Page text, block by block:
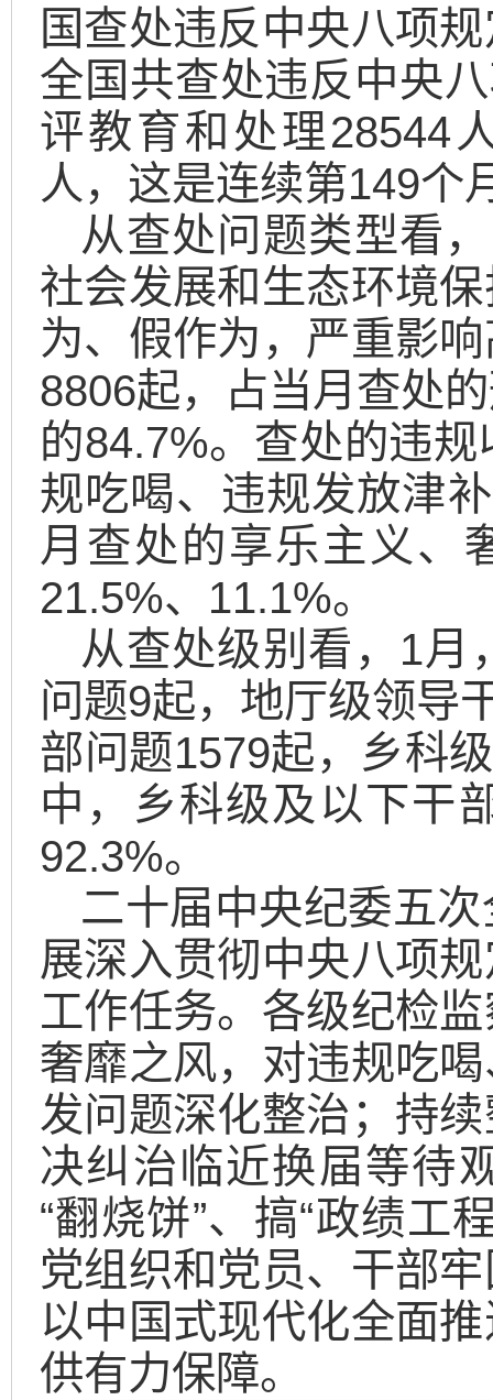
国查处违反中央八项
全国共查处违反中央
评教育和处理28544
人，这是连续第149个
从查处问题类型看
社会发展和生态环境
为、假作为，严重影
8806起，占当月查处
的84.7%。查处的违
规吃喝、违规发放津
月查处的享乐主义、
21.5%、11.1%。
从查处级别看，1月
问题9起，地厅级领导
部问题1579起，乡科
中，乡科级及以下干
92.3%。
二十届中央纪委五
展深入贯彻中央八项
工作任务。各级纪检
奢靡之风，对违规吃
发问题深化整治；持
决纠治临近换届等待
“翻烧饼”、搞“政绩工
党组织和党员、干部
以中国式现代化全面
供有力保障。